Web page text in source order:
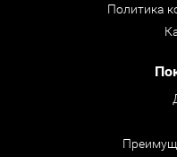
Политика